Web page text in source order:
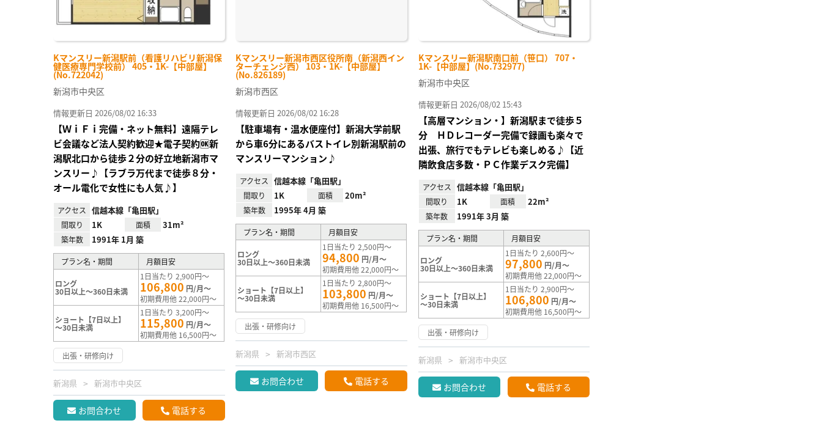
Kマンスリー新潟駅前（看護リハビリ新潟保
健医療専門学校前） 405・1K-【中部屋】
(No.722042)
新潟市中央区
情報更新日 2026/08/02 16:33
【ＷｉＦｉ完備・ネット無料】遠隔テレ
ビ会議など法人契約歓迎★電子契約🆗新
潟駅北口から徒歩２分の好立地新潟市マ
ンスリー♪【ラブラ万代まで徒歩８分・
オール電化で女性にも人気♪】
アクセス 信越本線「亀田駅」
間取り 1K 面積 31m²
築年数 1991年 1月 築
プラン名・期間 月額目安
ロング
30日以上～360日未満
1日当たり 2,900円～
106,800 円/月～
初期費用他 22,000円～
ショート【7日以上】
～30日未満
1日当たり 3,200円～
115,800 円/月～
初期費用他 16,500円～
出張・研修向け
新潟県 新潟市中央区
お問合わせ 電話する
Kマンスリー新潟市西区役所南（新潟西イン
ターチェンジ西） 103・1K-【中部屋】
(No.826189)
新潟市西区
情報更新日 2026/08/02 16:28
【駐車場有・温水便座付】新潟大学前駅
から車6分にあるバストイレ別新潟駅前の
マンスリーマンション♪
アクセス 信越本線「亀田駅」
間取り 1K 面積 20m²
築年数 1995年 4月 築
プラン名・期間 月額目安
ロング
30日以上～360日未満
1日当たり 2,500円～
94,800 円/月～
初期費用他 22,000円～
ショート【7日以上】
～30日未満
1日当たり 2,800円～
103,800 円/月～
初期費用他 16,500円～
出張・研修向け
新潟県 新潟市西区
お問合わせ 電話する
Kマンスリー新潟駅南口前（笹口） 707・
1K-【中部屋】(No.732977)
新潟市中央区
情報更新日 2026/08/02 15:43
【高層マンション・】新潟駅まで徒歩５
分 ＨＤレコーダー完備で録画も楽々で
出張、旅行でもテレビも楽しめる♪【近
隣飲食店多数・ＰＣ作業デスク完備】
アクセス 信越本線「亀田駅」
間取り 1K 面積 22m²
築年数 1991年 3月 築
プラン名・期間 月額目安
ロング
30日以上～360日未満
1日当たり 2,600円～
97,800 円/月～
初期費用他 22,000円～
ショート【7日以上】
～30日未満
1日当たり 2,900円～
106,800 円/月～
初期費用他 16,500円～
出張・研修向け
新潟県 新潟市中央区
お問合わせ 電話する